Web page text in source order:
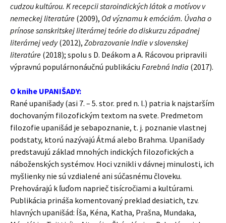
cudzou kultúrou. K recepcii staroindických látok a motívov v
nemeckej literatúre (2009), Od významu k emóciám. Úvaha o
prínose sanskritskej literárnej teórie do diskurzu západnej
literárnej vedy(2012), Zobrazovanie Indie v slovenskej
literatúre (2018); spolu s D. Deákom a A. Rácovou pripravili
výpravnú populárnonáučnú publikáciu Farebná India (2017).
O knihe UPANIŠADY:
Rané upanišady (asi 7. – 5. stor. pred n. l.) patria k najstarším
dochovaným filozofickým textom na svete. Predmetom
filozofie upanišád je sebapoznanie, t. j. poznanie vlastnej
podstaty, ktorú nazývajú Átmá alebo Brahma. Upanišady
predstavujú základ mnohých indických filozofických a
náboženských systémov. Hoci vznikli v dávnej minulosti, ich
myšlienky nie sú vzdialené ani súčasnému človeku.
Prehovárajú k ľuďom naprieč tisícročiami a kultúrami.
Publikácia prináša komentovaný preklad desiatich, tzv.
hlavných upanišád: Íša, Kéna, Katha, Prašna, Mundaka,